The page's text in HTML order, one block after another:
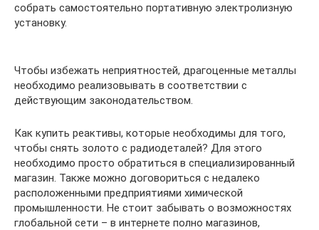
собрать самостоятельно портативную электролизную
установку.
Чтобы избежать неприятностей, драгоценные металлы
необходимо реализовывать в соответствии с
действующим законодательством.
Как купить реактивы, которые необходимы для того,
чтобы снять золото с радиодеталей? Для этого
необходимо просто обратиться в специализированный
магазин. Также можно договориться с недалеко
расположенными предприятиями химической
промышленности. Не стоит забывать о возможностях
глобальной сети – в интернете полно магазинов,